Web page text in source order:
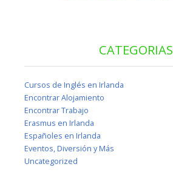
CATEGORIAS
Cursos de Inglés en Irlanda
Encontrar Alojamiento
Encontrar Trabajo
Erasmus en Irlanda
Españoles en Irlanda
Eventos, Diversión y Más
Uncategorized